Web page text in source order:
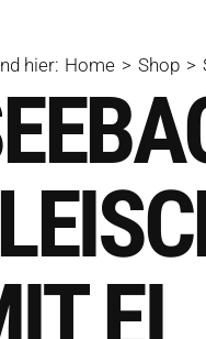
hier: Home Shop